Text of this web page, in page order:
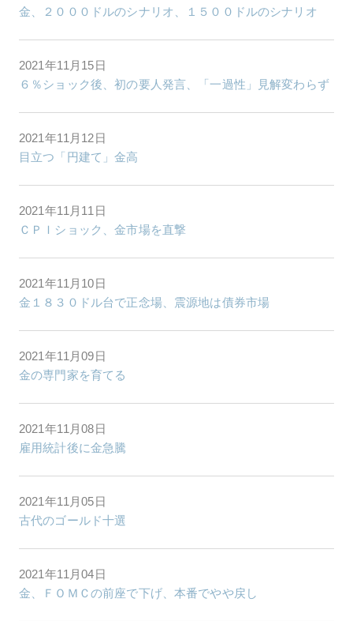
金、２０００ドルのシナリオ、１５００ドルのシナリオ
2021年11月15日
６％ショック後、初の要人発言、「一過性」見解変わらず
2021年11月12日
目立つ「円建て」金高
2021年11月11日
ＣＰＩショック、金市場を直撃
2021年11月10日
金１８３０ドル台で正念場、震源地は債券市場
2021年11月09日
金の専門家を育てる
2021年11月08日
雇用統計後に金急騰
2021年11月05日
古代のゴールド十選
2021年11月04日
金、ＦＯＭＣの前座で下げ、本番でやや戻し